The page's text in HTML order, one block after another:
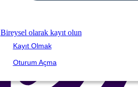
Bireysel olarak kayıt olun
Kayıt Olmak
Oturum Açma